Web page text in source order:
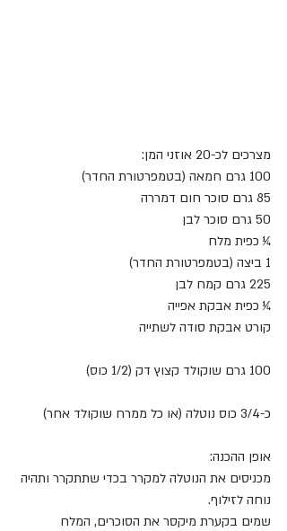
מצרכים לכ-20 אוזני המן:
100 גרם חמאה (בטמפרטורת החדר)
85 גרם סוכר חום דמררה
50 גרם סוכר לבן
¼ כפית מלח
1 ביצה (בטמפרטורת החדר)
225 גרם קמח לבן
¼ כפית אבקת אפייה
קורט אבקת סודה לשתייה
100 גרם שוקולד קצוץ דק (1/2 כוס)
כ-3/4 כוס נוטלה (או כל ממרח שוקולד אחר)
אופן ההכנה:
מכניסים את הנוטלה למקרר בכדי שתתקרר ותהיה
נוחה לזילוף.
שמים בקערת מיקסר את הסוכרים, המלח